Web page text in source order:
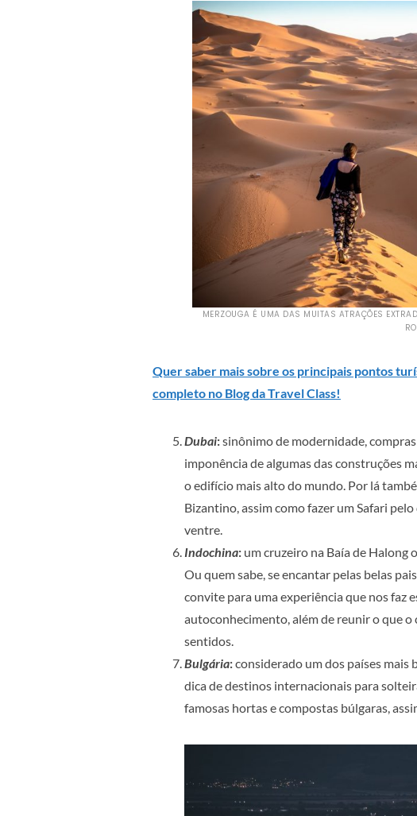
MERZOUGA É UMA DAS MUITAS ATRAÇÕES
Quer saber mais sobre os principais pontos
completo no Blog da Travel Class!
Dubai:sinônimo de modernidade,
imponência de algumas das construções
o edifício mais alto do mundo. Por lá
Bizantino, assim como fazer um Safari
ventre.
Indochina: um cruzeiro na Baía de Halong
Ou quem sabe, se encantar pelas belas
convite para uma experiência que nos faz
autoconhecimento, além de reunir o que
sentidos.
Bulgária:considerado um dos países mais
dica de destinos internacionais para
famosas hortas e compostas búlgaras,